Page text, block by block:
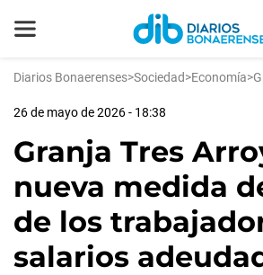
Diarios Bonaerenses>Sociedad>Economía>
26 de mayo de 2026 - 18:38
Granja Tres
nueva medida
de los
salarios